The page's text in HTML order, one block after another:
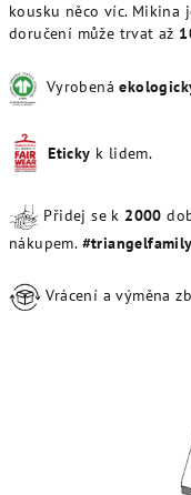
kousku něco víc. Mikina
doručení může trvat až
Vyrobená
Eticky k lidem.
Přidej se k 2000
nákupem. #triangelfamily
Vrácení a výměna